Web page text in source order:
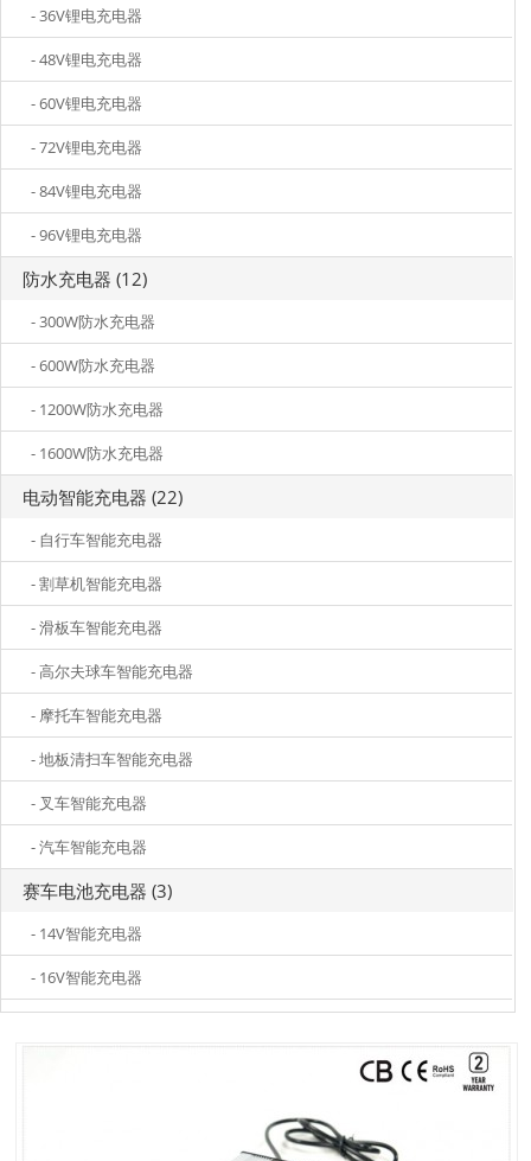
- 36V锂电充电器
- 48V锂电充电器
- 60V锂电充电器
- 72V锂电充电器
- 84V锂电充电器
- 96V锂电充电器
防水充电器 (12)
- 300W防水充电器
- 600W防水充电器
- 1200W防水充电器
- 1600W防水充电器
电动智能充电器 (22)
- 自行车智能充电器
- 割草机智能充电器
- 滑板车智能充电器
- 高尔夫球车智能充电器
- 摩托车智能充电器
- 地板清扫车智能充电器
- 叉车智能充电器
- 汽车智能充电器
赛车电池充电器 (3)
- 14V智能充电器
- 16V智能充电器